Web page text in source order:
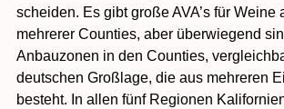
scheiden. Es gibt große AVA’s für Weine
mehrerer Counties, aber überwiegend
Anbauzonen in den Counties,
deutschen Großlage, die aus mehreren
besteht. In allen fünf Regionen